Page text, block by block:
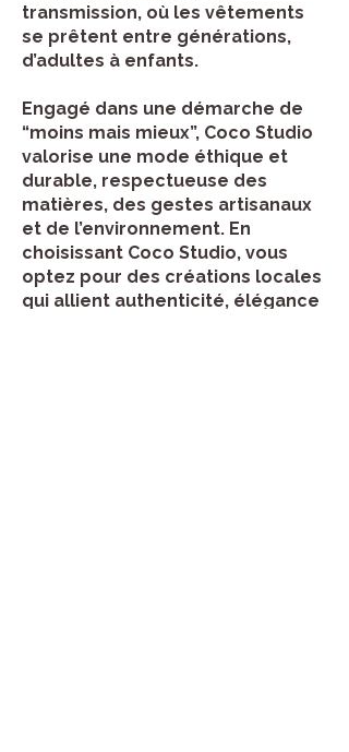
transmission, où les vêtements
se prêtent entre générations,
d’adultes à enfants.
Engagé dans une démarche de
“moins mais mieux”, Coco Studio
valorise une mode éthique et
durable, respectueuse des
matières, des gestes artisanaux
et de l’environnement. En
choisissant Coco Studio, vous
optez pour des créations locales
qui allient authenticité, élégance